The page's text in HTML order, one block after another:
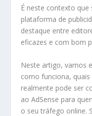
É neste contexto que
plataforma de
destaque entre
eficazes e com bom
Neste artigo, vamos
como funciona,
realmente pode ser
ao AdSense para
o seu tráfego online.